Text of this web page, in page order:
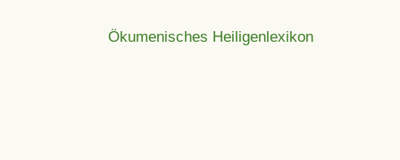
Ökumenisches Heiligenlexikon